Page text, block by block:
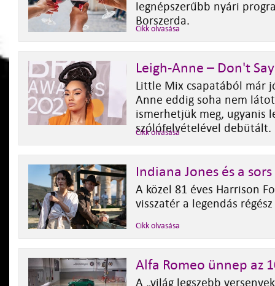
legnépszerűbb nyári
Borszerda.
Cikk olvasása
Leigh-Anne – Don't
Little Mix csapatából már
Anne eddig soha nem
ismerhetjük meg, ugyanis
szólófelvételével debütált.
Cikk olvasása
Indiana Jones és a
A közel 81 éves Harrison
visszatér a legendás
Cikk olvasása
Alfa Romeo ünnep az
A „világ legszebb